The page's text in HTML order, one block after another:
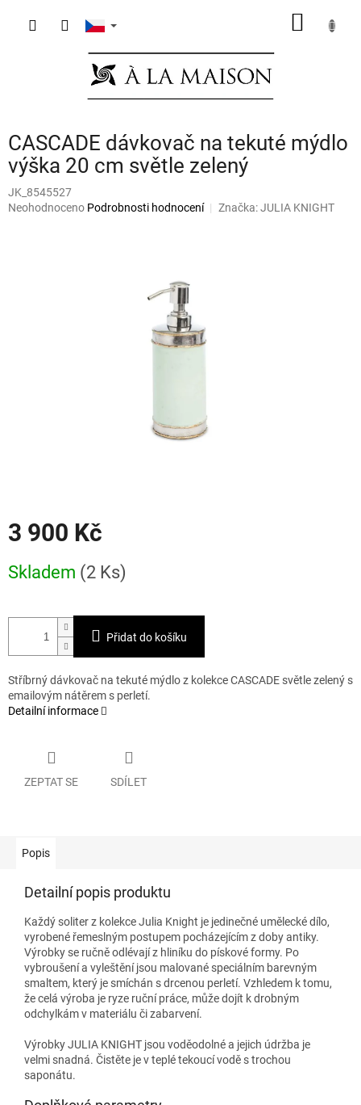
CASCADE dávkovač na tekuté mýdlo
výška 20 cm světle zelený
JK_8545527
Průměrné
Neohodnoceno Podrobnosti hodnocení Značka:JULIA KNIGHT
3 900 Kč
cena:
Skladem (2 Ks)
Přidat do košíku
Stříbrný dávkovač na tekuté mýdlo z kolekce CASCADE světle zelený s
emailovým nátěrem s perletí.
Detailní informace
ZEPTAT SE SDÍLET
Popis
Detailní popis produktu
Každý soliter z kolekce Julia Knight je jedinečné umělecké dílo,
vyrobené řemeslným postupem pocházejícím z doby antiky.
Výrobky se ručně odlévají z hliníku do pískové formy. Po
vybroušení a vyleštění jsou malované speciálním barevným
smaltem, který je smíchán s drcenou perletí. Vzhledem k tomu,
že celá výroba je ryze ruční práce, může dojít k drobným
odchylkám v materiálu či zabarvení.
Výrobky JULIA KNIGHT jsou voděodolné a jejich údržba je
velmi snadná. Čistěte je v teplé tekoucí vodě s trochou
saponátu.